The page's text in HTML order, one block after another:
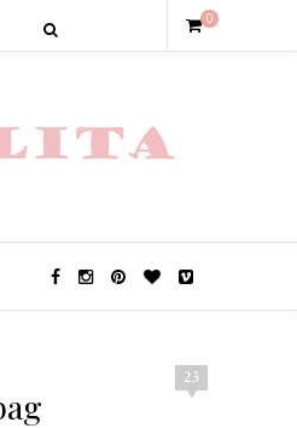
0
23